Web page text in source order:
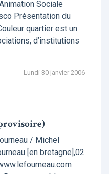
Sociale
Présentation du
quartier est un
d’institutions
Lundi 30 janvier 2006
/ Michel
[en bretagne],02